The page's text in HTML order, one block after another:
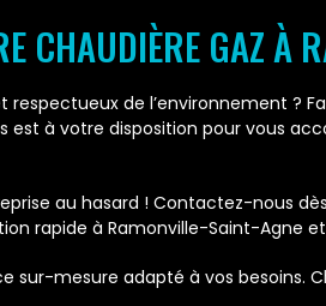
CHAUDIÈRE GAZ À
de l’environnement ?
est à votre disposition pour vous
au hasard ! Contactez-nous
rapide à Ramonville-Saint-Agne
sur-mesure adapté à vos